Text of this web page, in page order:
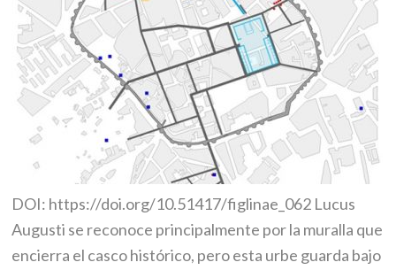
DOI: https://doi.org/10.51417/figlinae_062 Lucus
Augusti se reconoce principalmente por la muralla que
encierra el casco histórico, pero esta urbe guarda bajo